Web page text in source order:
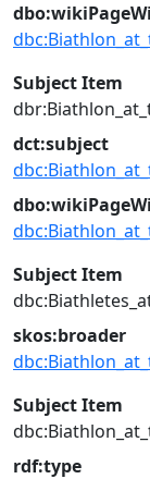
Subject Item
dct:subject
Subject Item
skos:broader
Subject Item
rdf:type